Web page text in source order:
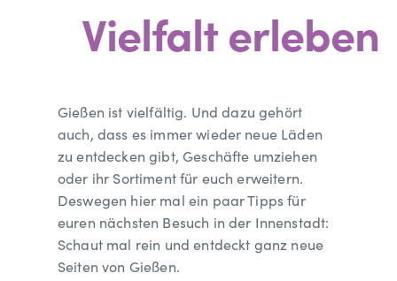
Vielfalt erleben
Gießen ist vielfältig. Und dazu gehört
auch, dass es immer wieder neue Läden
zu entdecken gibt, Geschäfte umziehen
oder ihr Sortiment für euch erweitern.
Deswegen hier mal ein paar Tipps für
euren nächsten Besuch in der Innenstadt:
Schaut mal rein und entdeckt ganz neue
Seiten von Gießen.